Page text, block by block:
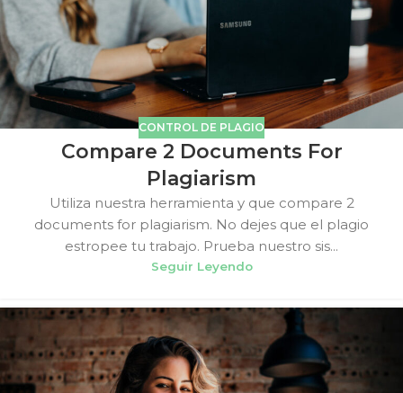
CONTROL DE PLAGIO
Compare 2 Documents For
Plagiarism
Utiliza nuestra herramienta y que compare 2
documents for plagiarism. No dejes que el plagio
estropee tu trabajo. Prueba nuestro sis...
Seguir Leyendo